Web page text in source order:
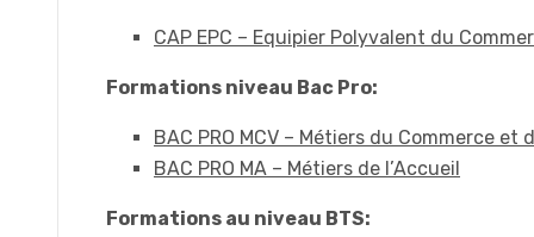
CAP EPC – Equipier Polyvalent du
Formations niveau Bac Pro:
BAC PRO MCV – Métiers du Commerce et
BAC PRO MA – Métiers de l’Accueil
Formations au niveau BTS: